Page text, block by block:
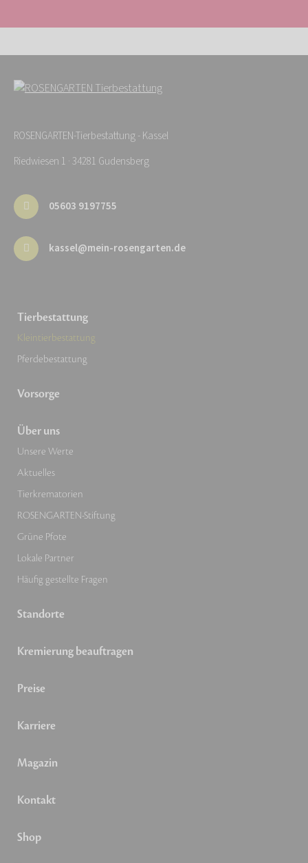
ROSENGARTEN-Tierbestattung - Kassel
Riedwiesen 1 · 34281 Gudensberg
05603 9197755
kassel@mein-rosengarten.de
Tierbestattung
Kleintierbestattung
Pferdebestattung
Vorsorge
Über uns
Unsere Werte
Aktuelles
Tierkrematorien
ROSENGARTEN-Stiftung
Grüne Pfote
Lokale Partner
Häufig gestellte Fragen
Standorte
Kremierung beauftragen
Preise
Karriere
Magazin
Kontakt
Shop